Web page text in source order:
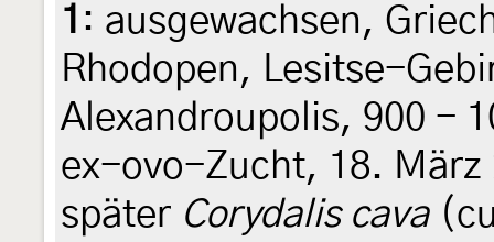
1 : ausgewachsen,
Rhodopen, Lesitse-
Alexandroupolis, 900 -
ex-ovo-Zucht, 18. März
später Corydalis cava